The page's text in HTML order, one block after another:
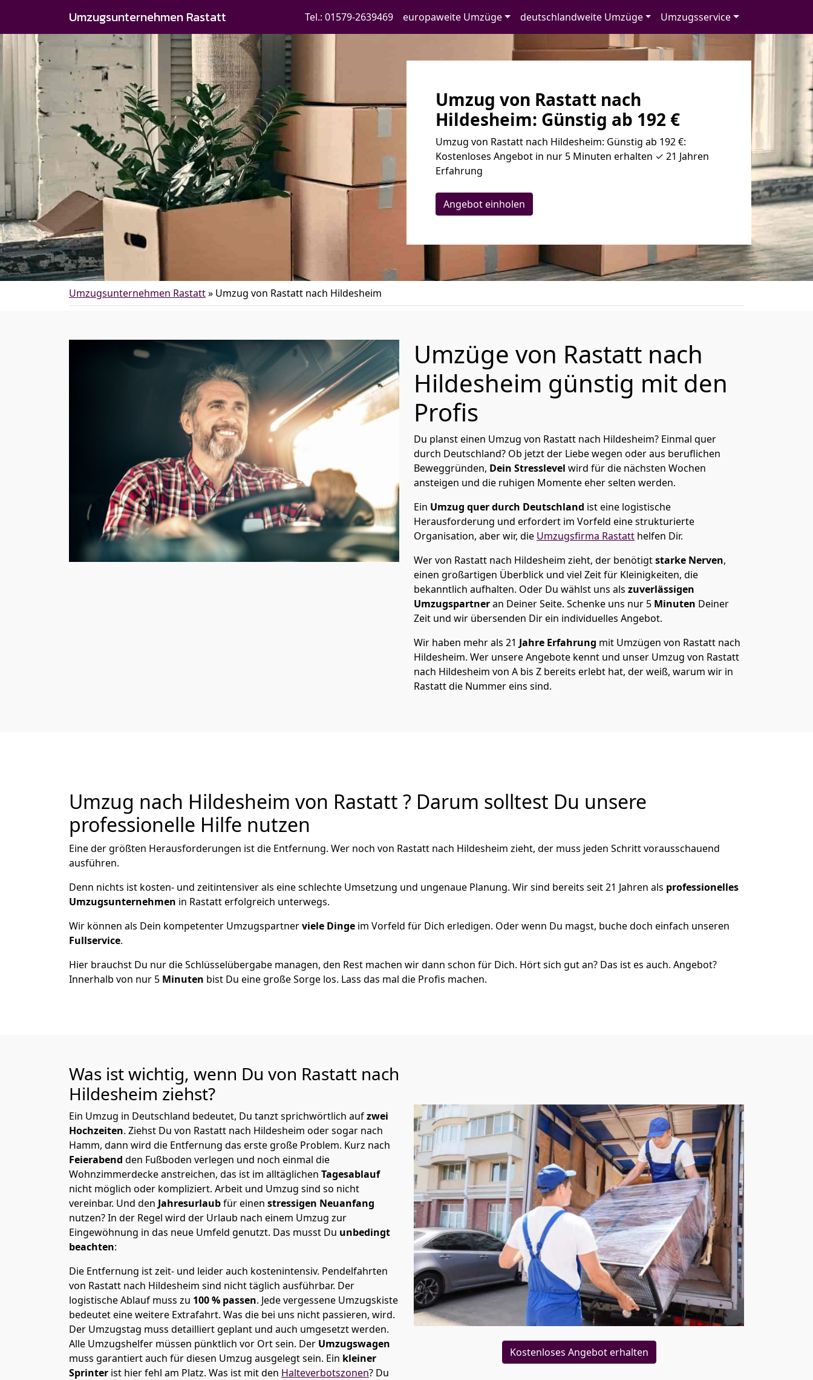
Umzugsunternehmen Rastatt Tel.: 01579-2639469 europaweite Umzüge deutschlandweite Umzüge Umzugsservice
Umzug von Rastatt nach
Hildesheim: Günstig ab 192 €
Umzug von Rastatt nach Hildesheim: Günstig ab 192 €:
Kostenloses Angebot in nur 5 Minuten erhalten ✓ 21 Jahren
Erfahrung
Angebot einholen
Umzugsunternehmen Rastatt» Umzug von Rastatt nach Hildesheim
Umzüge von Rastatt nach
Hildesheim günstig mit den
Profis
Du planst einen Umzug von Rastatt nach Hildesheim? Einmal quer
durch Deutschland? Ob jetzt der Liebe wegen oder aus beruflichen
Beweggründen, Dein Stresslevel wird für die nächsten Wochen
ansteigen und die ruhigen Momente eher selten werden.
Ein Umzug quer durch Deutschland ist eine logistische
Herausforderung und erfordert im Vorfeld eine strukturierte
Organisation, aber wir, die Umzugsfirma Rastatt helfen Dir.
Wer von Rastatt nach Hildesheim zieht, der benötigtstarke Nerven,
einen großartigen Überblick und viel Zeit für Kleinigkeiten, die
bekanntlich aufhalten. Oder Du wählst uns als zuverlässigen
Umzugspartneran Deiner Seite. Schenke uns nur 5 Minuten Deiner
Zeit und wir übersenden Dir ein individuelles Angebot.
Wir haben mehr als 21 Jahre Erfahrung mit Umzügen von Rastatt nach
Hildesheim. Wer unsere Angebote kennt und unser Umzug von Rastatt
nach Hildesheim von A bis Z bereits erlebt hat, der weiß, warum wir in
Rastatt die Nummer eins sind.
Umzug nach Hildesheim von Rastatt ? Darum solltest Du unsere
professionelle Hilfe nutzen
Eine der größten Herausforderungen ist die Entfernung. Wer noch von Rastatt nach Hildesheim zieht, der muss jeden Schritt vorausschauend
ausführen.
Denn nichts ist kosten- und zeitintensiver als eine schlechte Umsetzung und ungenaue Planung. Wir sind bereits seit 21 Jahren als professionelles
Umzugsunternehmen in Rastatt erfolgreich unterwegs.
Wir können als Dein kompetenter Umzugspartnerviele Dinge im Vorfeld für Dich erledigen. Oder wenn Du magst, buche doch einfach unseren
Fullservice.
Hier brauchst Du nur die Schlüsselübergabe managen, den Rest machen wir dann schon für Dich. Hört sich gut an? Das ist es auch. Angebot?
Innerhalb von nur 5 Minuten bist Du eine große Sorge los. Lass das mal die Profis machen.
Was ist wichtig, wenn Du von Rastatt nach
Hildesheim ziehst?
Ein Umzug in Deutschland bedeutet, Du tanzt sprichwörtlich aufzwei
Hochzeiten. Ziehst Du von Rastatt nach Hildesheim oder sogar nach
Hamm, dann wird die Entfernung das erste große Problem. Kurz nach
Feierabend den Fußboden verlegen und noch einmal die
Wohnzimmerdecke anstreichen, das ist im alltäglichen Tagesablauf
nicht möglich oder kompliziert. Arbeit und Umzug sind so nicht
vereinbar. Und den Jahresurlaubfür einen stressigen Neuanfang
nutzen? In der Regel wird der Urlaub nach einem Umzug zur
Eingewöhnung in das neue Umfeld genutzt. Das musst Du unbedingt
beachten:
Die Entfernung ist zeit- und leider auch kostenintensiv. Pendelfahrten
von Rastatt nach Hildesheim sind nicht täglich ausführbar. Der
logistische Ablauf muss zu 100 % passen. Jede vergessene Umzugskiste
bedeutet eine weitere Extrafahrt. Was die bei uns nicht passieren, wird.
Der Umzugstag muss detailliert geplant und auch umgesetzt werden.
Alle Umzugshelfer müssen pünktlich vor Ort sein. Der Umzugswagen
muss garantiert auch für diesen Umzug ausgelegt sein. Ein kleiner
Sprinter ist hier fehl am Platz. Was ist mit den Halteverbotszonen? Du
Kostenloses Angebot erhalten